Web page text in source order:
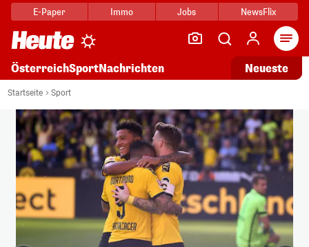
E-Paper Immo Jobs NewsFlix
ÖsterreichSportNachrichten Neueste
Startseite Sport